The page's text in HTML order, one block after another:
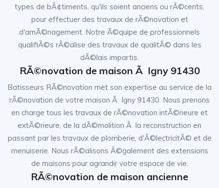
types de bÃ¢timents, qu'ils soient anciens ou rÃ©cents,
pour effectuer des travaux de rÃ©novation et
d'amÃ©nagement. Notre Ã©quipe de professionnels
qualifiÃ©s rÃ©alise des travaux de qualitÃ© dans les
dÃ©lais impartis.
RÃ©novation de maison Ã Igny 91430
Batisseurs RÃ©novation met son expertise au service de la
rÃ©novation de votre maison Ã Igny 91430. Nous prenons
en charge tous les travaux de rÃ©novation intÃ©rieure et
extÃ©rieure, de la dÃ©molition Ã la reconstruction en
passant par les travaux de plomberie, d'Ã©lectricitÃ© et de
menuiserie. Nous rÃ©alisons Ã©galement des extensions
de maisons pour agrandir votre espace de vie.
RÃ©novation de maison ancienne